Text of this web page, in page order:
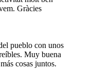
Gràcies
pueblo con unos
Muy buena
cosas juntos.